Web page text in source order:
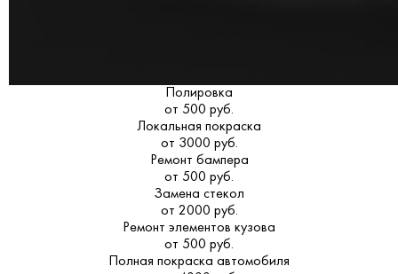
Полировка
от 500 руб.
Локальная покраска
от 3000 руб.
Ремонт бампера
от 500 руб.
Замена стекол
от 2000 руб.
Ремонт элементов кузова
от 500 руб.
Полная покраска автомобиля